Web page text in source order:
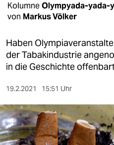
gesellschaft
kultur
sport
berlin
nord
wahrheit
KolumneOlympyada-yada-
von Markus Völker
Haben
der Tabakindustrie
in die Geschichte
19.2.2021 15:51 Uhr